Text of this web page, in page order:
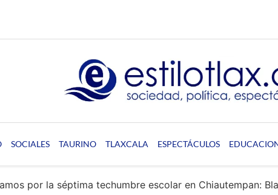
SOCIALES TAURINO TLAXCALA ESPECTÁCULOS
por la séptima techumbre escolar en Chiautempan: